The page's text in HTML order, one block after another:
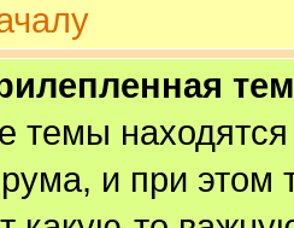
темы
и при этом